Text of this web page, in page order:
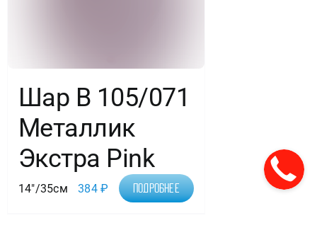
Шар В 105/071
Металлик
Экстра Pink
14"/35см 384₽ Подробнее